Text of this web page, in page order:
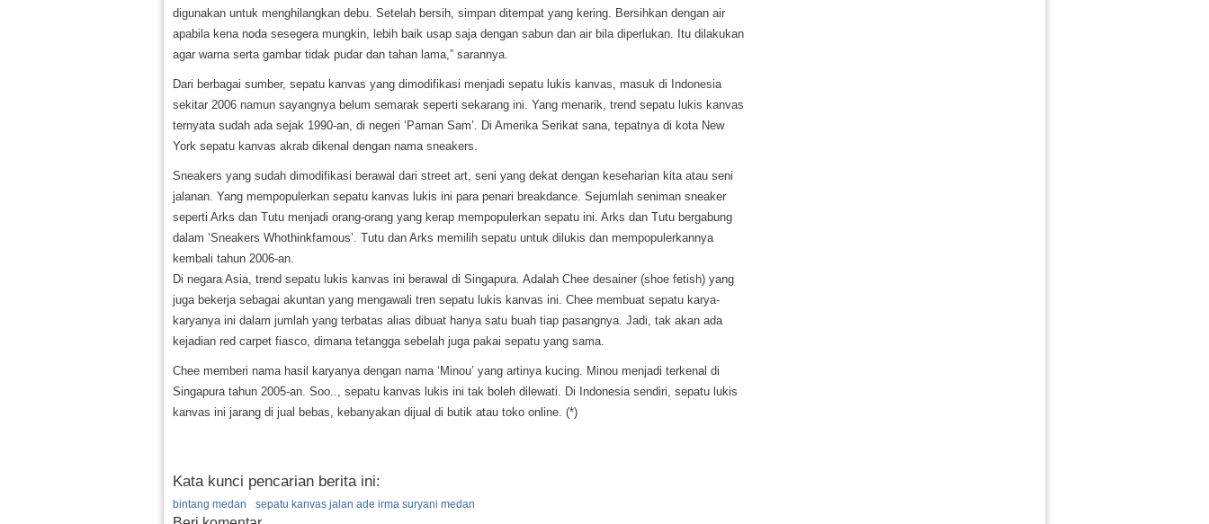
digunakan untuk menghilangkan debu. Setelah bersih, simpan ditempat yang kering. Bersihkan dengan air
apabila kena noda sesegera mungkin, lebih baik usap saja dengan sabun dan air bila diperlukan. Itu dilakukan
agar warna serta gambar tidak pudar dan tahan lama,” sarannya.
Dari berbagai sumber, sepatu kanvas yang dimodifikasi menjadi sepatu lukis kanvas, masuk di Indonesia
sekitar 2006 namun sayangnya belum semarak seperti sekarang ini. Yang menarik, trend sepatu lukis kanvas
ternyata sudah ada sejak 1990-an, di negeri ‘Paman Sam’. Di Amerika Serikat sana, tepatnya di kota New
York sepatu kanvas akrab dikenal dengan nama sneakers.
Sneakers yang sudah dimodifikasi berawal dari street art, seni yang dekat dengan keseharian kita atau seni
jalanan. Yang mempopulerkan sepatu kanvas lukis ini para penari breakdance. Sejumlah seniman sneaker
seperti Arks dan Tutu menjadi orang-orang yang kerap mempopulerkan sepatu ini. Arks dan Tutu bergabung
dalam ‘Sneakers Whothinkfamous’. Tutu dan Arks memilih sepatu untuk dilukis dan mempopulerkannya
kembali tahun 2006-an.
Di negara Asia, trend sepatu lukis kanvas ini berawal di Singapura. Adalah Chee desainer (shoe fetish) yang
juga bekerja sebagai akuntan yang mengawali tren sepatu lukis kanvas ini. Chee membuat sepatu karya-
karyanya ini dalam jumlah yang terbatas alias dibuat hanya satu buah tiap pasangnya. Jadi, tak akan ada
kejadian red carpet fiasco, dimana tetangga sebelah juga pakai sepatu yang sama.
Chee memberi nama hasil karyanya dengan nama ‘Minou’ yang artinya kucing. Minou menjadi terkenal di
Singapura tahun 2005-an. Soo.., sepatu kanvas lukis ini tak boleh dilewati. Di Indonesia sendiri, sepatu lukis
kanvas ini jarang di jual bebas, kebanyakan dijual di butik atau toko online. (*)
Kata kunci pencarian berita ini:
bintang medan sepatu kanvas jalan ade irma suryani medan